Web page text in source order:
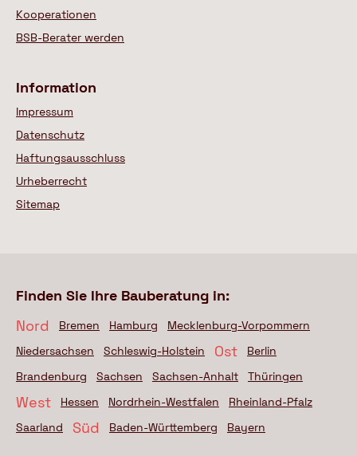
Kooperationen
BSB-Berater werden
Information
Impressum
Datenschutz
Haftungsausschluss
Urheberrecht
Sitemap
Finden Sie Ihre Bauberatung in:
Nord
Bremen Hamburg
Mecklenburg-Vorpommern
Niedersachsen
Schleswig-Holstein Ost
Berlin
Brandenburg
Sachsen Sachsen-Anhalt Thüringen
West Hessen Nordrhein-Westfalen
Rheinland-Pfalz
Saarland
Süd Baden-Württemberg Bayern